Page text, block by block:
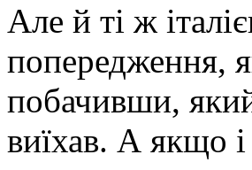
Але й ті ж
попередження,
побачивши,
виїхав. А якщо